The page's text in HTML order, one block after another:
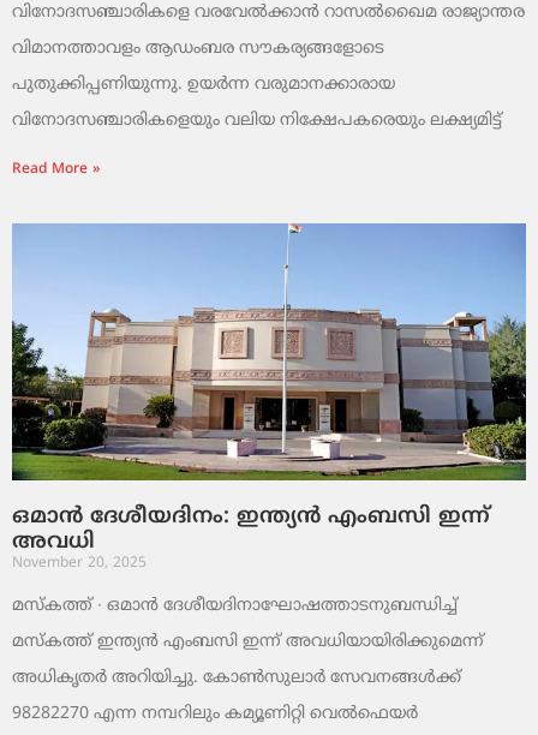
വിനോദസഞ്ചാരികളെ വരവേൽക്കാൻ റാസൽഖൈമ രാജ്യാന്തര
വിമാനത്താവളം ആഡംബര സൗകര്യങ്ങളോടെ
പുതുക്കിപ്പണിയുന്നു. ഉയർന്ന വരുമാനക്കാരായ
വിനോദസഞ്ചാരികളെയും വലിയ നിക്ഷേപകരെയും ലക്ഷ്യമിട്ട്
Read More »
ഒമാൻ ദേശീയദിനം: ഇന്ത്യൻ എംബസി ഇന്ന്
അവധി
November 20, 2025
മസ്‌കത്ത് ∙ ഒമാൻ ദേശീയദിനാഘോഷത്താടനുബന്ധിച്ച്
മസ്‌കത്ത് ഇന്ത്യൻ എംബസി ഇന്ന് അവധിയായിരിക്കുമെന്ന്
അധികൃതർ അറിയിച്ചു. കോൺസുലാർ സേവനങ്ങൾക്ക്
98282270 എന്ന നമ്പറിലും കമ്യൂണിറ്റി വെൽഫെയർ